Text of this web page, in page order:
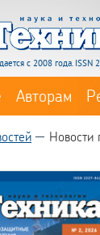
с 2008 года. ISSN
Авторам
Новости